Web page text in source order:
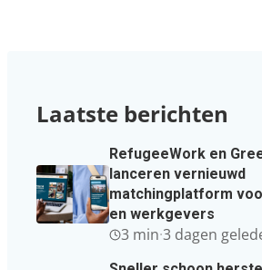
Laatste berichten
RefugeeWork en
lanceren vernieuwd
matchingplatform
en werkgevers
3 min·3 dagen